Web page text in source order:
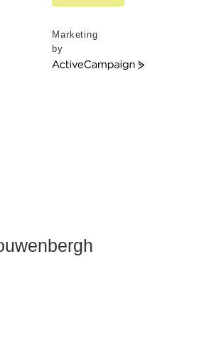
Marketing
by
ActiveCampaign